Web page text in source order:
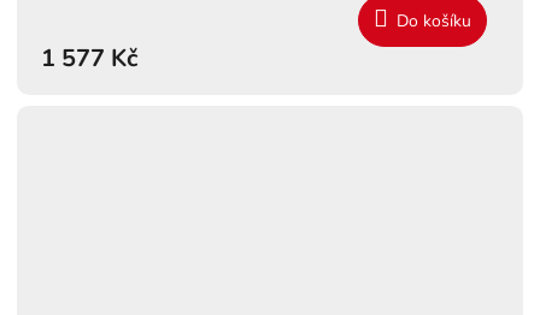
1 577 Kč
Do košíku